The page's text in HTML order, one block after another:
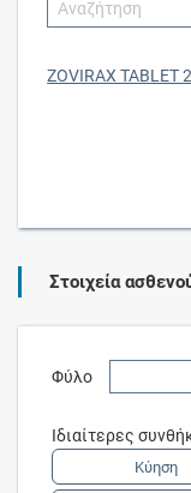
ZOVIRAX TABLET
Στοιχεία
Φύλο
Ιδιαίτερες
Κύηση